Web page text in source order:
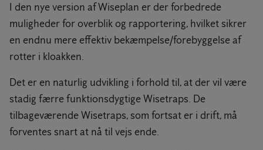
I den nye version af Wiseplan er der forbedrede
muligheder for overblik og rapportering, hvilket sikrer
en endnu mere effektiv bekæmpelse/forebyggelse af
rotter i kloakken.
Det er en naturlig udvikling i forhold til, at der vil være
stadig færre funktionsdygtige Wisetraps. De
tilbageværende Wisetraps, som fortsat er i drift, må
forventes snart at nå til vejs ende.